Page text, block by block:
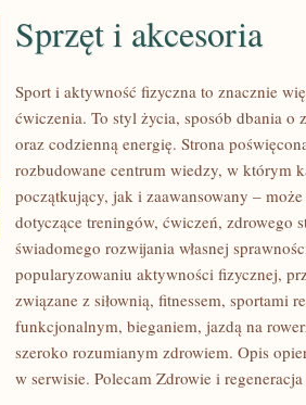
SPRZĘT
AKCESORIA
Sprzęt i akcesoria
Sport i aktywność fizyczna to znacznie
ćwiczenia. To styl życia, sposób dbania o
oraz codzienną energię. Strona
rozbudowane centrum wiedzy, w którym
początkujący, jak i zaawansowany –
dotyczące treningów, ćwiczeń, zdrowego
świadomego rozwijania własnej
popularyzowaniu aktywności fizycznej,
związane z siłownią, fitnessem, sportami
funkcjonalnym, bieganiem, jazdą na
szeroko rozumianym zdrowiem. Opis
w serwisie. Polecam Zdrowie i